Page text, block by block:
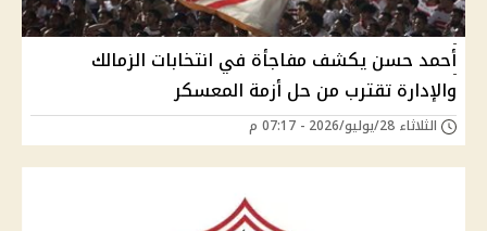
أحمد حسن يكشف مفاجأة في انتخابات الزمالك
والإدارة تقترب من حل أزمة المعسكر
الثلاثاء 28/يوليو/2026 - 07:17 م